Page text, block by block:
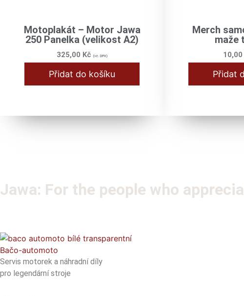
Motoplakát – Motor Jawa
250 Panelka (velikost A2)
325,00 Kč (vč. DPH)
Přidat do košíku
Merch
maže
10,00
Přidat
Jawa: For the people who
Bačo-automoto
Servis motorek a náhradní díly
pro legendární stroje